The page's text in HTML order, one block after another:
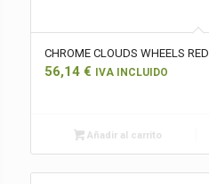
CHROME CLOUDS WHEELS RED
56,14 € IVA INCLUIDO
Añadir al carrito